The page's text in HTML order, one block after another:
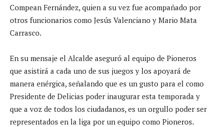
Compean Fernández, quien a su vez fue acompañado por
otros funcionarios como Jesús Valenciano y Mario Mata
Carrasco.
En su mensaje el Alcalde aseguró al equipo de Pioneros
que asistirá a cada uno de sus juegos y los apoyará de
manera enérgica, señalando que es un gusto para el como
Presidente de Delicias poder inaugurar esta temporada y
que a voz de todos los ciudadanos, es un orgullo poder ser
representados en la liga por un equipo como Pioneros.